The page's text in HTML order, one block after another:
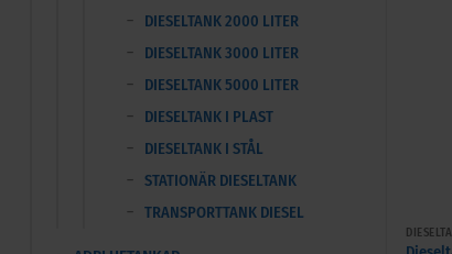
DIESELTANK 2000 LITER
DIESELTANK 3000 LITER
DIESELTANK 5000 LITER
DIESELTANK I PLAST
DIESELTANK I STÅL
STATIONÄR DIESELTANK
TRANSPORTTANK DIESEL